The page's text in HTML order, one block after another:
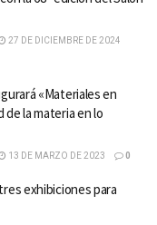
27 DE DICIEMBRE DE 2024
«Materiales en
la materia en lo
13 DE MARZO DE 2023 0
exhibiciones para